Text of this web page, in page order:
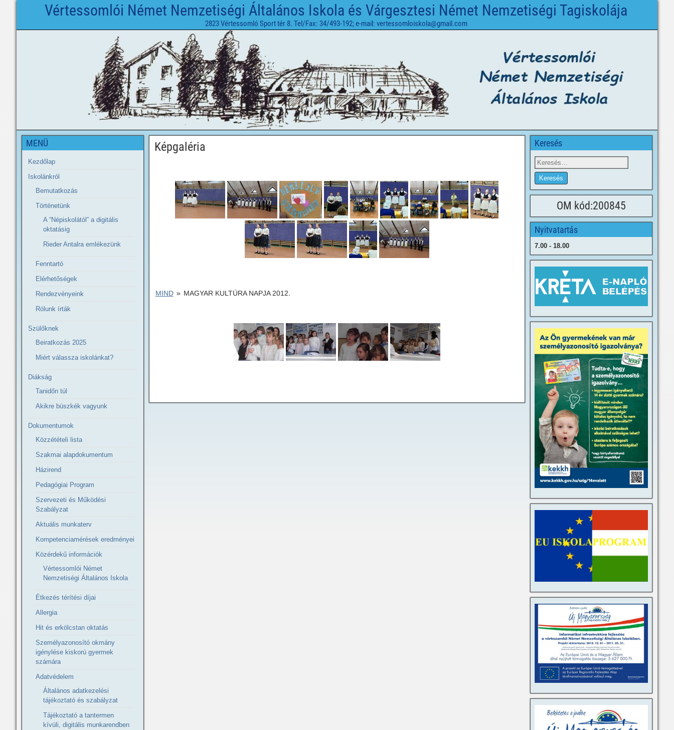
Vértessomlói Német Nemzetiségi Általános Iskola és Várgesztesi Német Nemzetiségi Tagiskolája
2823 Vértessomló Sport tér 8. Tel/Fax: 34/493-192; e-mail: vertessomloiskola@gmail.com
Képgaléria
MIND » MAGYAR KULTÚRA NAPJA 2012.
MENÜ
Kezdőlap
Iskolánkról
Bemutatkozás
Történetünk
A “Népiskolától” a digitális
oktatásig
Rieder Antalra emlékezünk
Fenntartó
Elérhetőségek
Rendezvényeink
Rólunk írták
Szülőknek
Beiratkozás 2025
Miért válassza iskolánkat?
Diákság
Tanidőn túl
Akikre büszkék vagyunk
Dokumentumok
Közzétételi lista
Szakmai alapdokumentum
Házirend
Pedagógiai Program
Szervezeti és Működési
Szabályzat
Aktuális munkaterv
Kompetenciamérések eredményei
Közérdekű információk
Vértessomlói Német
Nemzetiségi Általános Iskola
Étkezés térítési díjai
Allergia
Hit és erkölcstan oktatás
Személyazonosító okmány
igénylése kiskorú gyermek
számára
Adatvédelem
Általános adatkezelési
tájékoztató és szabályzat
Tájékoztató a tantermen
kívüli, digitális munkarendben
Keresés
OM kód:200845
Nyitvatartás
7.00 - 18.00